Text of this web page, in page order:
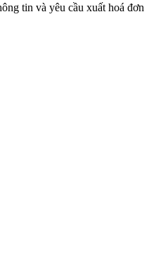
tin và yêu cầu xuất hoá đơn